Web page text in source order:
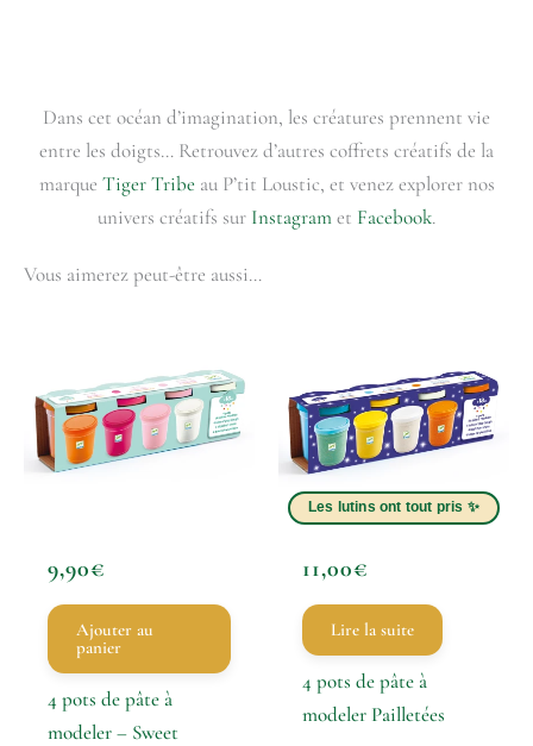
Dans cet océan d’imagination, les créatures prennent vie
entre les doigts… Retrouvez d’autres coffrets créatifs de la
marque Tiger Tribe au P’tit Loustic, et venez explorer nos
univers créatifs sur Instagramet Facebook.
Vous aimerez peut-être aussi…
9,90€
Ajouter au
panier
4 pots de pâte à
modeler – Sweet
11,00€
Lire la suite
4 pots de pâte à
modeler Pailletées